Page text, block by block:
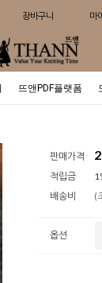
장바구니 마
뜨앤PDF플랫폼
판매가격
적립금
배송비
(
옵션